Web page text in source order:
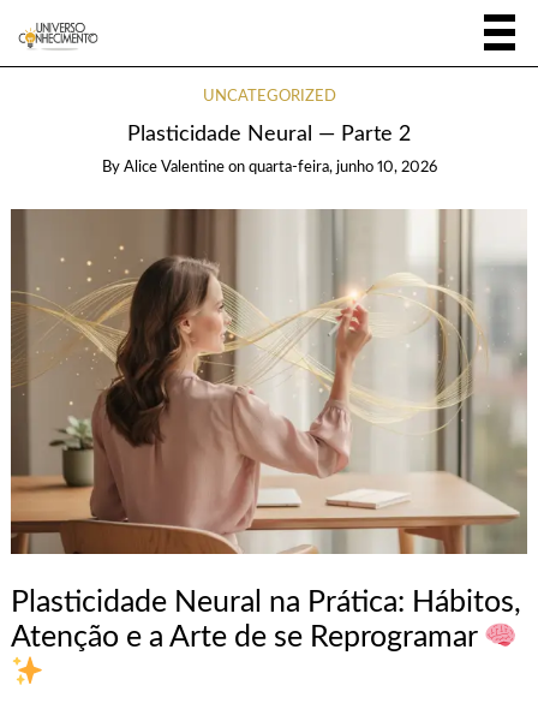
UNCATEGORIZED
Plasticidade Neural — Parte 2
By Alice Valentine on quarta-feira, junho 10, 2026
Plasticidade Neural na Prática: Hábitos,
Atenção e a Arte de se Reprogramar